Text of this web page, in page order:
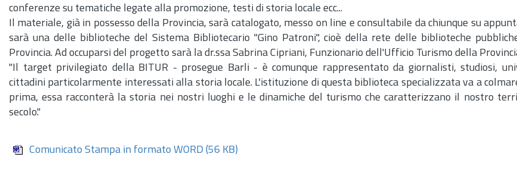
conferenze su tematiche legate alla promozione, testi di storia locale ecc...
Il materiale, già in possesso della Provincia, sarà catalogato, messo on line e consultabile da chiunque su
sarà una delle biblioteche del Sistema Bibliotecario "Gino Patroni", cioè della rete delle biblioteche
Provincia. Ad occuparsi del progetto sarà la dr.ssa Sabrina Cipriani, Funzionario dell'Ufficio Turismo della
"Il target privilegiato della BITUR - prosegue Barli - è comunque rappresentato da giornalisti, studiosi,
cittadini particolarmente interessati alla storia locale. L'istituzione di questa biblioteca specializzata va a
prima, essa racconterà la storia nei nostri luoghi e le dinamiche del turismo che caratterizzano il nostro
secolo."
Comunicato Stampa in formato WORD (56 KB)